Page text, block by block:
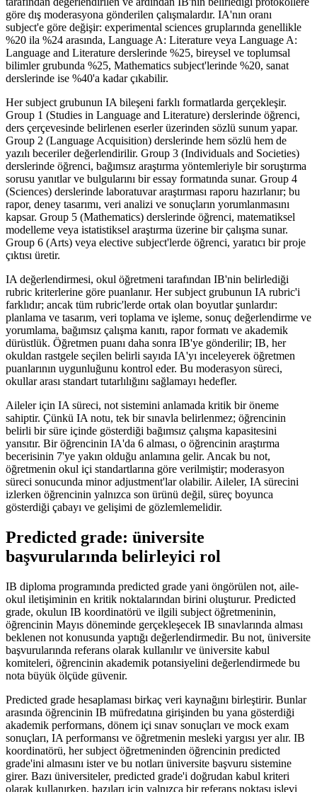
göre dış moderasyona gönderilen çalışmalardır. IA'nın oranı
subject'e göre değişir: experimental sciences gruplarında genellikle
%20 ila %24 arasında, Language A: Literature veya Language A:
Language and Literature derslerinde %25, bireysel ve toplumsal
bilimler grubunda %25, Mathematics subject'lerinde %20, sanat
derslerinde ise %40'a kadar çıkabilir.
Her subject grubunun IA bileşeni farklı formatlarda gerçekleşir.
Group 1 (Studies in Language and Literature) derslerinde öğrenci,
ders çerçevesinde belirlenen eserler üzerinden sözlü sunum yapar.
Group 2 (Language Acquisition) derslerinde hem sözlü hem de
yazılı beceriler değerlendirilir. Group 3 (Individuals and Societies)
derslerinde öğrenci, bağımsız araştırma yöntemleriyle bir soruştırma
sorusu yanıtlar ve bulgularını bir essay formatında sunar. Group 4
(Sciences) derslerinde laboratuvar araştırması raporu hazırlanır; bu
rapor, deney tasarımı, veri analizi ve sonuçların yorumlanmasını
kapsar. Group 5 (Mathematics) derslerinde öğrenci, matematiksel
modelleme veya istatistiksel araştırma üzerine bir çalışma sunar.
Group 6 (Arts) veya elective subject'lerde öğrenci, yaratıcı bir proje
çıktısı üretir.
IA değerlendirmesi, okul öğretmeni tarafından IB'nin belirlediği
rubric kriterlerine göre puanlanır. Her subject grubunun IA rubric'i
farklıdır; ancak tüm rubric'lerde ortak olan boyutlar şunlardır:
planlama ve tasarım, veri toplama ve işleme, sonuç değerlendirme ve
yorumlama, bağımsız çalışma kanıtı, rapor formatı ve akademik
dürüstlük. Öğretmen puanı daha sonra IB'ye gönderilir; IB, her
okuldan rastgele seçilen belirli sayıda IA'yı inceleyerek öğretmen
puanlarının uygunluğunu kontrol eder. Bu moderasyon süreci,
okullar arası standart tutarlılığını sağlamayı hedefler.
Aileler için IA süreci, not sistemini anlamada kritik bir öneme
sahiptir. Çünkü IA notu, tek bir sınavla belirlenmez; öğrencinin
belirli bir süre içinde gösterdiği bağımsız çalışma kapasitesini
yansıtır. Bir öğrencinin IA'da 6 alması, o öğrencinin araştırma
becerisinin 7'ye yakın olduğu anlamına gelir. Ancak bu not,
öğretmenin okul içi standartlarına göre verilmiştir; moderasyon
süreci sonucunda minor adjustment'lar olabilir. Aileler, IA sürecini
izlerken öğrencinin yalnızca son ürünü değil, süreç boyunca
gösterdiği çabayı ve gelişimi de gözlemlemelidir.
Predicted grade: üniversite
başvurularında belirleyici rol
IB diploma programında predicted grade yani öngörülen not, aile-
okul iletişiminin en kritik noktalarından birini oluşturur. Predicted
grade, okulun IB koordinatörü ve ilgili subject öğretmeninin,
öğrencinin Mayıs döneminde gerçekleşecek IB sınavlarında alması
beklenen not konusunda yaptığı değerlendirmedir. Bu not, üniversite
başvurularında referans olarak kullanılır ve üniversite kabul
komiteleri, öğrencinin akademik potansiyelini değerlendirmede bu
nota büyük ölçüde güvenir.
Predicted grade hesaplaması birkaç veri kaynağını birleştirir. Bunlar
arasında öğrencinin IB müfredatına girişinden bu yana gösterdiği
akademik performans, dönem içi sınav sonuçları ve mock exam
sonuçları, IA performansı ve öğretmenin mesleki yargısı yer alır. IB
koordinatörü, her subject öğretmeninden öğrencinin predicted
grade'ini almasını ister ve bu notları üniversite başvuru sistemine
girer. Bazı üniversiteler, predicted grade'i doğrudan kabul kriteri
olarak kullanırken, bazıları için yalnızca bir referans noktası işlevi